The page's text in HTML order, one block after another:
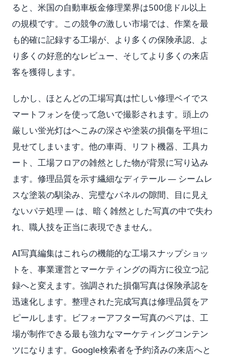
ると、米国の自動車板金修理業界は500億ドル以上
の規模です。この競争の激しい市場では、作業を最
も的確に記録する工場が、より多くの保険承認、よ
り多くの好意的なレビュー、そしてより多くの来店
客を獲得します。
しかし、ほとんどの工場写真は忙しい修理ベイでス
マートフォンを使って急いで撮影されます。頭上の
厳しい蛍光灯はへこみの深さや塗装の損傷を平坦に
見せてしまいます。他の車両、リフト機器、工具カ
ート、工場フロアの雑然とした物が背景に写り込み
ます。修理品質を示す繊細なディテール — シームレ
スな塗装の馴染み、完璧なパネルの隙間、目に見え
ないパテ処理 — は、暗く雑然とした写真の中で失わ
れ、職人技を正当に表現できません。
AI写真編集はこれらの機能的な工場スナップショッ
トを、事業運営とマーケティングの両方に役立つ記
録へと変えます。強調された損傷写真は保険承認を
迅速化します。整理された完成写真は修理品質をア
ピールします。ビフォーアフター写真のペアは、工
場が制作できる最も強力なマーケティングコンテン
ツになります。Google検索者を予約済みの来店へと